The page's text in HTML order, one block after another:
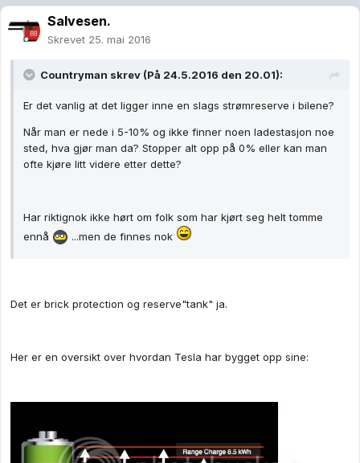
Salvesen.
Skrevet 25. mai 2016
Countryman skrev (På 24.5.2016 den 20.01):
Er det vanlig at det ligger inne en slags strømreserve i bilene?
Når man er nede i 5-10% og ikke finner noen ladestasjon noe
sted, hva gjør man da? Stopper alt opp på 0% eller kan man
ofte kjøre litt videre etter dette?
Har riktignok ikke hørt om folk som har kjørt seg helt tomme
ennå
...men de finnes nok
Det er brick protection og reserve"tank" ja.
Her er en oversikt over hvordan Tesla har bygget opp sine: